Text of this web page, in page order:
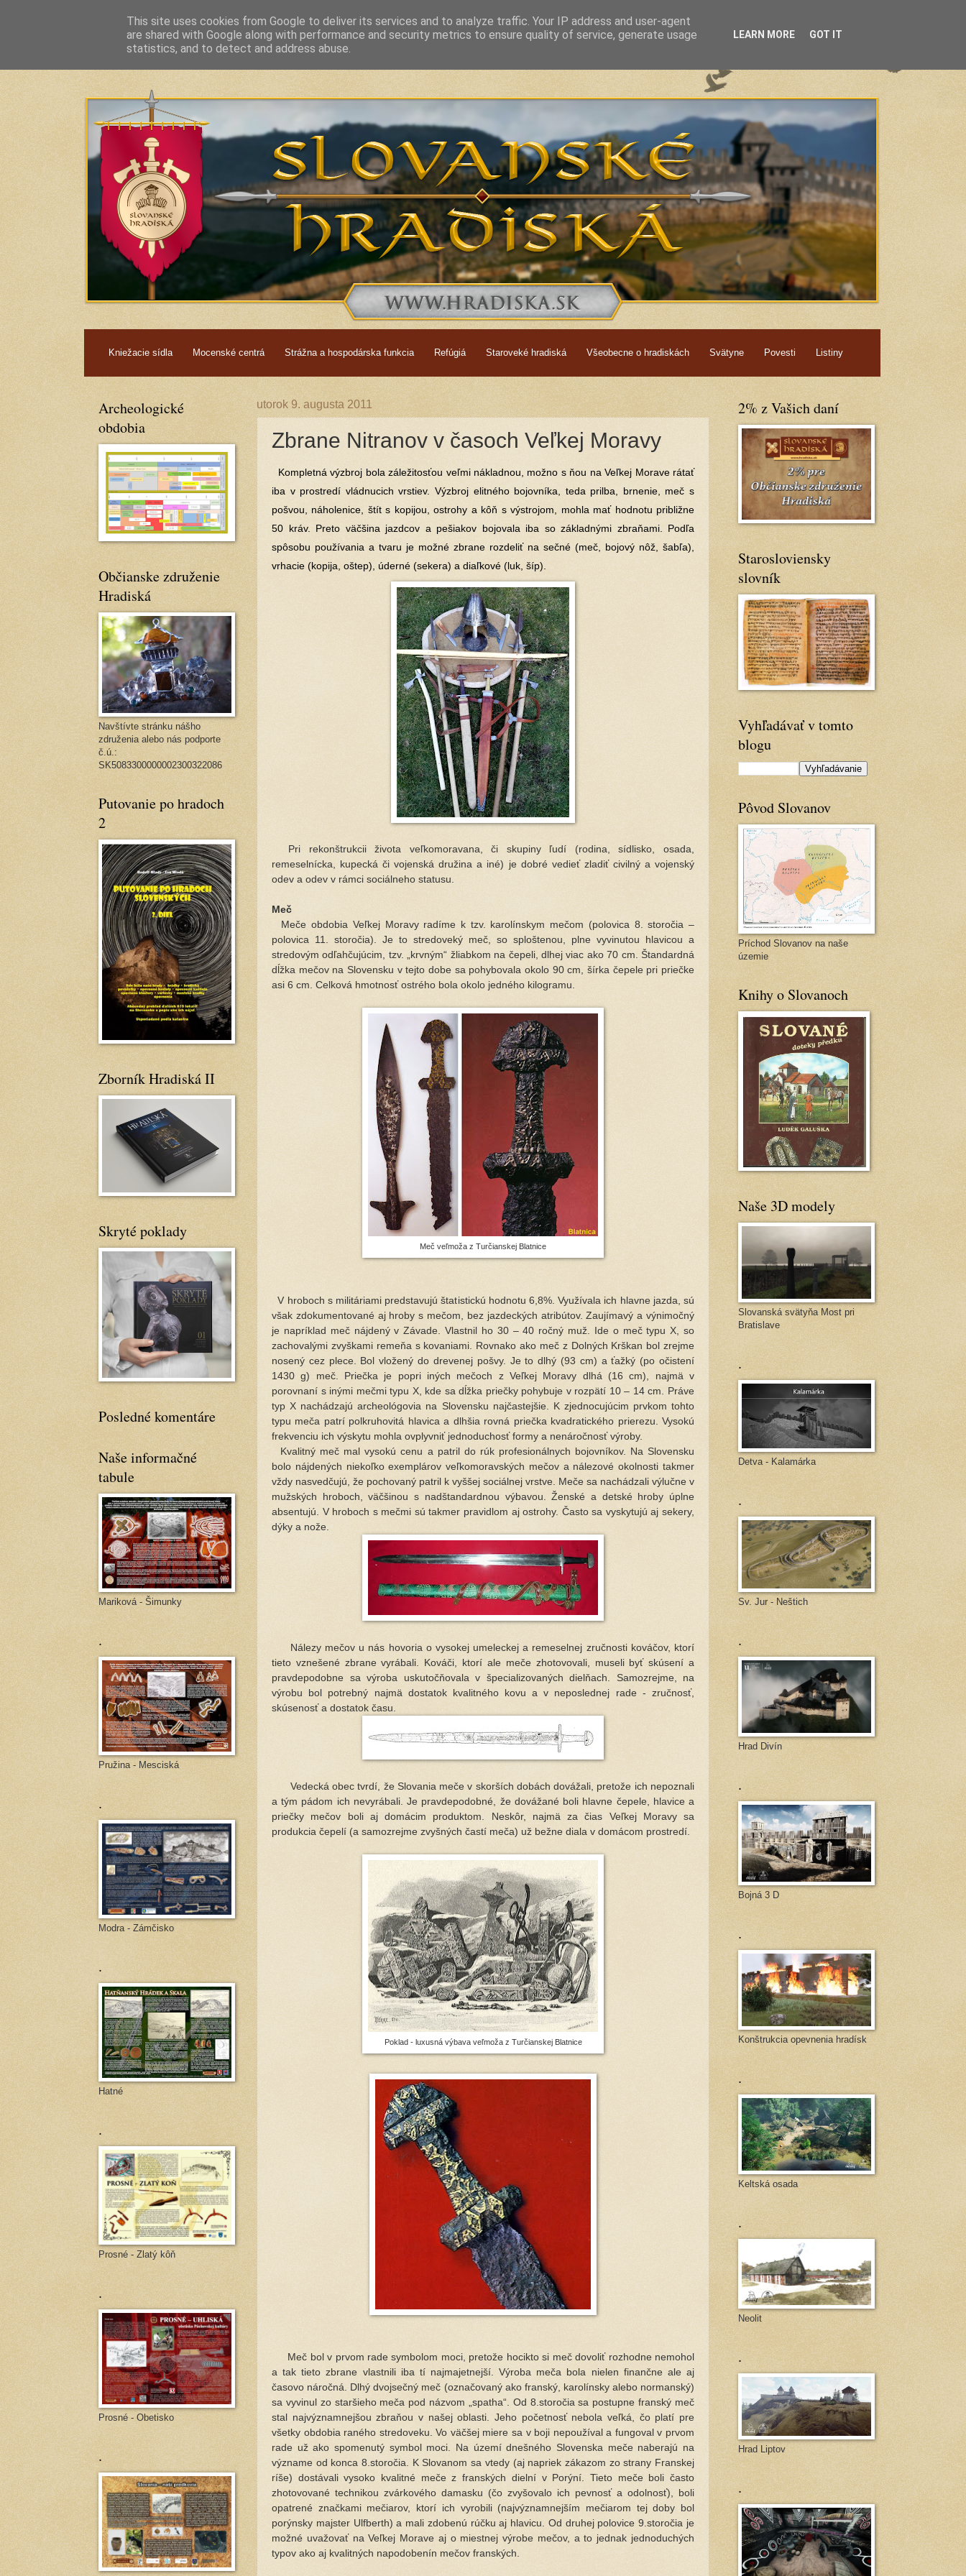
Slavic Hillforts and Fortified Settlements in Slovakia and related countries from 7th to 10th Century
Kniežacie sídla
Mocenské centrá Strážna a hospodárska funkcia Refúgiá Staroveké hradiská Všeobecne o hradiskách Svätyne Povesti Listiny
utorok 9. augusta 2011
Zbrane Nitranov v časoch Veľkej Moravy
Kompletná výzbroj bola záležitosťou veľmi nákladnou, možno s ňou na Veľkej Morave rátať
iba v prostredí vládnucich vrstiev. Výzbroj elitného bojovníka, teda prilba, brnenie, meč s
pošvou, náholenice, štít s kopijou, ostrohy a kôň s výstrojom, mohla mať hodnotu približne
50 kráv. Preto väčšina jazdcov a pešiakov bojovala iba so základnými zbraňami. Podľa
spôsobu používania a tvaru je možné zbrane rozdeliť na sečné (meč, bojový nôž, šabľa),
vrhacie (kopija, oštep), úderné (sekera) a diaľkové (luk, šíp).
Pri rekonštrukcii života veľkomoravana, či skupiny ľudí (rodina, sídlisko, osada,
remeselnícka, kupecká či vojenská družina a iné) je dobré vedieť zladiť civilný a vojenský
odev a odev v rámci sociálneho statusu.
Meč
Meče obdobia Veľkej Moravy radíme k tzv. karolínskym mečom (polovica 8. storočia –
polovica 11. storočia). Je to stredoveký meč, so sploštenou, plne vyvinutou hlavicou a
stredovým odľahčujúcim, tzv. „krvným“ žliabkom na čepeli, dlhej viac ako 70 cm. Štandardná
dĺžka mečov na Slovensku v tejto dobe sa pohybovala okolo 90 cm, šírka čepele pri priečke
asi 6 cm. Celková hmotnosť ostrého bola okolo jedného kilogramu.
Meč veľmoža z Turčianskej Blatnice
V hroboch s militáriami predstavujú štatistickú hodnotu 6,8%. Využívala ich hlavne jazda, sú
však zdokumentované aj hroby s mečom, bez jazdeckých atribútov. Zaujímavý a výnimočný
je napríklad meč nájdený v Závade. Vlastnil ho 30 – 40 ročný muž. Ide o meč typu X, so
zachovalými zvyškami remeňa s kovaniami. Rovnako ako meč z Dolných Krškan bol zrejme
nosený cez plece. Bol vložený do drevenej pošvy. Je to dlhý (93 cm) a ťažký (po očistení
1430 g) meč. Priečka je popri iných mečoch z Veľkej Moravy dlhá (16 cm), najmä v
porovnaní s inými mečmi typu X, kde sa dĺžka priečky pohybuje v rozpätí 10 – 14 cm. Práve
typ X nachádzajú archeológovia na Slovensku najčastejšie. K zjednocujúcim prvkom tohto
typu meča patrí polkruhovitá hlavica a dlhšia rovná priečka kvadratického prierezu. Vysokú
frekvenciu ich výskytu mohla ovplyvniť jednoduchosť formy a nenáročnosť výroby.
Kvalitný meč mal vysokú cenu a patril do rúk profesionálnych bojovníkov. Na Slovensku
bolo nájdených niekoľko exemplárov veľkomoravských mečov a nálezové okolnosti takmer
vždy nasvedčujú, že pochovaný patril k vyššej sociálnej vrstve. Meče sa nachádzali výlučne v
mužských hroboch, väčšinou s nadštandardnou výbavou. Ženské a detské hroby úplne
absentujú. V hroboch s mečmi sú takmer pravidlom aj ostrohy. Často sa vyskytujú aj sekery,
dýky a nože.
Nálezy mečov u nás hovoria o vysokej umeleckej a remeselnej zručnosti kováčov, ktorí
tieto vznešené zbrane vyrábali. Kováči, ktorí ale meče zhotovovali, museli byť skúsení a
pravdepodobne sa výroba uskutočňovala v špecializovaných dielňach. Samozrejme, na
výrobu bol potrebný najmä dostatok kvalitného kovu a v neposlednej rade - zručnosť,
skúsenosť a dostatok času.
Vedecká obec tvrdí, že Slovania meče v skorších dobách dovážali, pretože ich nepoznali
a tým pádom ich nevyrábali. Je pravdepodobné, že dovážané boli hlavne čepele, hlavice a
priečky mečov boli aj domácim produktom. Neskôr, najmä za čias Veľkej Moravy sa
produkcia čepelí (a samozrejme zvyšných častí meča) už bežne diala v domácom prostredí.
Poklad - luxusná výbava veľmoža z Turčianskej Blatnice
Meč bol v prvom rade symbolom moci, pretože hocikto si meč dovoliť rozhodne nemohol
a tak tieto zbrane vlastnili iba tí najmajetnejší. Výroba meča bola nielen finančne ale aj
časovo náročná. Dlhý dvojsečný meč (označovaný ako franský, karolínsky alebo normanský)
sa vyvinul zo staršieho meča pod názvom „spatha“. Od 8.storočia sa postupne franský meč
stal najvýznamnejšou zbraňou v našej oblasti. Jeho početnosť nebola veľká, čo platí pre
všetky obdobia raného stredoveku. Vo väčšej miere sa v boji nepoužíval a fungoval v prvom
rade už ako spomenutý symbol moci. Na území dnešného Slovenska meče naberajú na
význame od konca 8.storočia. K Slovanom sa vtedy (aj napriek zákazom zo strany Franskej
ríše) dostávali vysoko kvalitné meče z franských dielní v Porýní. Tieto meče boli často
zhotovované technikou zvárkového damasku (čo zvyšovalo ich pevnosť a odolnosť), boli
opatrené značkami mečiarov, ktorí ich vyrobili (najvýznamnejším mečiarom tej doby bol
porýnsky majster Ulfberth) a mali zdobenú rúčku aj hlavicu. Od druhej polovice 9.storočia je
možné uvažovať na Veľkej Morave aj o miestnej výrobe mečov, a to jednak jednoduchých
typov ako aj kvalitných napodobenín mečov franských.
Archeologické
obdobia
Občianske združenie
Hradiská
Navštívte stránku nášho
združenia alebo nás podporte
č.ú.:
SK5083300000002300322086
Putovanie po hradoch
2
Zborník Hradiská II
Skryté poklady
Posledné komentáre
Naše informačné
tabule
Mariková - Šimunky
.
Pružina - Mesciská
.
Modra - Zámčisko
.
Hatné
.
Prosné - Zlatý kôň
.
Prosné - Obetisko
.
2% z Vašich daní
Starosloviensky
slovník
Vyhľadávať v tomto
blogu
Pôvod Slovanov
Príchod Slovanov na naše
územie
Knihy o Slovanoch
Naše 3D modely
Slovanská svätyňa Most pri
Bratislave
.
Detva - Kalamárka
.
Sv. Jur - Neštich
.
Hrad Divín
.
Bojná 3 D
.
Konštrukcia opevnenia hradísk
.
Keltská osada
.
Neolit
.
Hrad Liptov
.
This site uses cookies from Google to deliver its services and to analyze traffic. Your IP address and user-agent
are shared with Google along with performance and security metrics to ensure quality of service, generate usage
statistics, and to detect and address abuse.
LEARN MORE GOT IT